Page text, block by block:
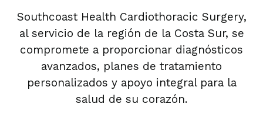
Southcoast Health Cardiothoracic Surgery,
al servicio de la región de la Costa Sur, se
compromete a proporcionar diagnósticos
avanzados, planes de tratamiento
personalizados y apoyo integral para la
salud de su corazón.